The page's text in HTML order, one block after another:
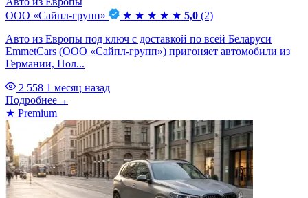
ООО «Сайпл-групп»
★ ★ ★ ★ ★ 5,0 (2)
Авто из Европы под ключ с доставкой по всей Беларуси
EmmetCars (ООО «Сайпл-групп») пригоняет автомобили из
Германии, Пол...
2 558 1 месяц назад
Подробнее→
★ Premium